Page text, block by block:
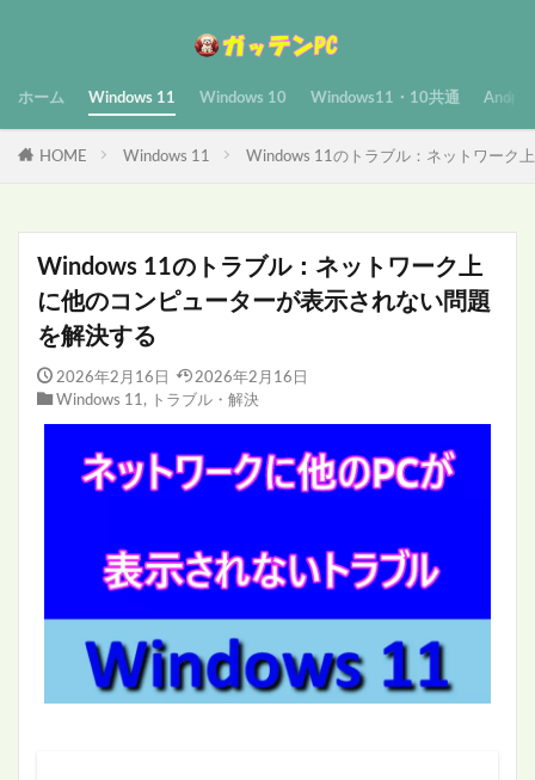
ホーム Windows 11 Windows 10 Windows11・10共通
HOME Windows 11 Windows 11のトラブル：ネットワーク
Windows 11のトラブル：ネットワーク上
に他のコンピューターが表示されない問題
を解決する
2026年2月16日
2026年2月16日
Windows 11 , トラブル・解決